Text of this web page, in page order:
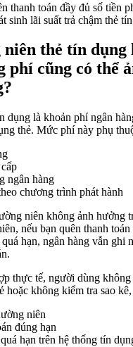
thanh toán đầy đủ số tiền
sinh lãi suất trả chậm thẻ
niên thẻ tín
phí cũng có thể
dụng là khoản phí ngân
thẻ. Mức phí này phụ
ngân hàng
chương trình phát hành
niên không ảnh hưởng
nếu bạn quên thanh
hạn, ngân hàng vẫn ghi
thực tế, người dùng không
hoặc không kiểm tra sao kê,
niên
đúng hạn
hạn trên hệ thống tín